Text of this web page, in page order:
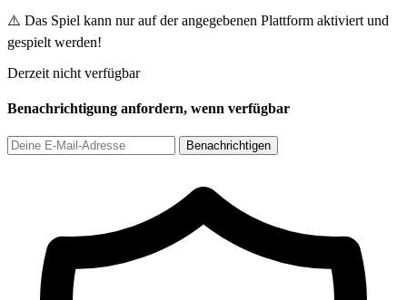
⚠️ Das Spiel kann nur auf der angegebenen Plattform aktiviert und
gespielt werden!
Derzeit nicht verfügbar
Benachrichtigung anfordern, wenn verfügbar
Benachrichtigen